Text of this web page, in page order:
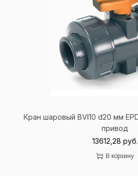
Кран шаровый BVI10 d20 мм
привод
13612,28 руб.
В корзину